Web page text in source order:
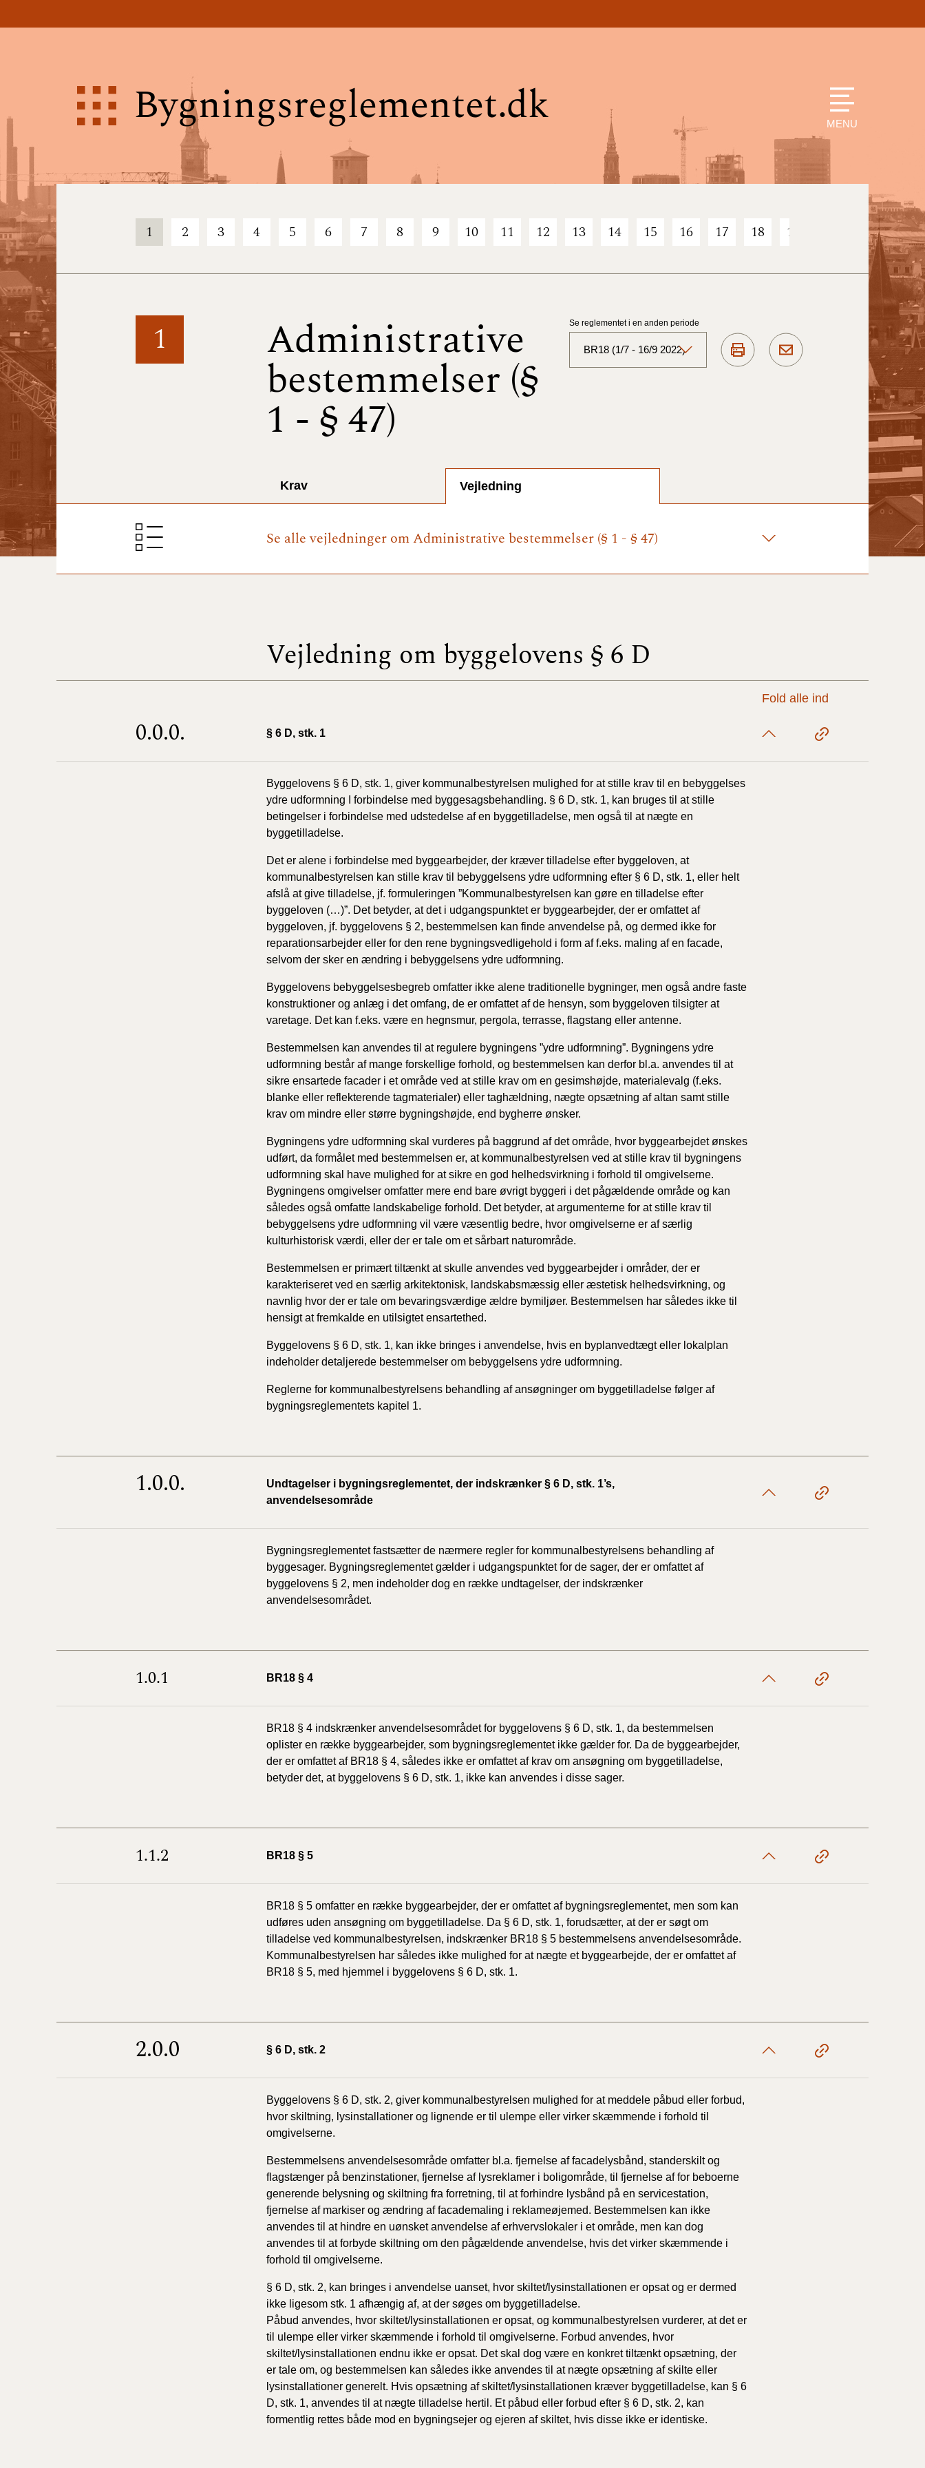
Bygningsreglementet.dk MENU
1 2 3 4 5 6 7 8 9 10 11 12 13 14 15 16 17 18 19 21 22
1 Administrative
bestemmelser (§
1 - § 47)
Se reglementet i en anden periode
BR18 (1/7 - 16/9 2022)
BR18 (1/1-30/6 2025)
BR18 (1/7- 31/12
BR18 (17/9 - 31/12
2022)
BR18 (29/6 - 31/12
2021)
BR18 (1/7-31/12
2020)
BR18 (10/3-30/6
2020)
BR18 (4/7-31/12
2019)
BR18 (1/1-4/7 2019)
BR18 (1/7-31/12
2018)
BR18 (1/1-30/6 2018)
BR15 (2015-2018)
Tidligere BR (1961-
2010)
Krav Vejledning
Se alle vejledninger om Administrative bestemmelser (§ 1 - § 47)
Vejledning om byggelovens § 6 D
Fold alle ind
0.0.0. § 6 D, stk. 1
Byggelovens § 6 D, stk. 1, giver kommunalbestyrelsen mulighed for at stille krav til en bebyggelses
ydre udformning I forbindelse med byggesagsbehandling. § 6 D, stk. 1, kan bruges til at stille
betingelser i forbindelse med udstedelse af en byggetilladelse, men også til at nægte en
byggetilladelse.
Det er alene i forbindelse med byggearbejder, der kræver tilladelse efter byggeloven, at
kommunalbestyrelsen kan stille krav til bebyggelsens ydre udformning efter § 6 D, stk. 1, eller helt
afslå at give tilladelse, jf. formuleringen ”Kommunalbestyrelsen kan gøre en tilladelse efter
byggeloven (…)”. Det betyder, at det i udgangspunktet er byggearbejder, der er omfattet af
byggeloven, jf. byggelovens § 2, bestemmelsen kan finde anvendelse på, og dermed ikke for
reparationsarbejder eller for den rene bygningsvedligehold i form af f.eks. maling af en facade,
selvom der sker en ændring i bebyggelsens ydre udformning.
Byggelovens bebyggelsesbegreb omfatter ikke alene traditionelle bygninger, men også andre faste
konstruktioner og anlæg i det omfang, de er omfattet af de hensyn, som byggeloven tilsigter at
varetage. Det kan f.eks. være en hegnsmur, pergola, terrasse, flagstang eller antenne.
Bestemmelsen kan anvendes til at regulere bygningens ”ydre udformning”. Bygningens ydre
udformning består af mange forskellige forhold, og bestemmelsen kan derfor bl.a. anvendes til at
sikre ensartede facader i et område ved at stille krav om en gesimshøjde, materialevalg (f.eks.
blanke eller reflekterende tagmaterialer) eller taghældning, nægte opsætning af altan samt stille
krav om mindre eller større bygningshøjde, end bygherre ønsker.
Bygningens ydre udformning skal vurderes på baggrund af det område, hvor byggearbejdet ønskes
udført, da formålet med bestemmelsen er, at kommunalbestyrelsen ved at stille krav til bygningens
udformning skal have mulighed for at sikre en god helhedsvirkning i forhold til omgivelserne.
Bygningens omgivelser omfatter mere end bare øvrigt byggeri i det pågældende område og kan
således også omfatte landskabelige forhold. Det betyder, at argumenterne for at stille krav til
bebyggelsens ydre udformning vil være væsentlig bedre, hvor omgivelserne er af særlig
kulturhistorisk værdi, eller der er tale om et sårbart naturområde.
Bestemmelsen er primært tiltænkt at skulle anvendes ved byggearbejder i områder, der er
karakteriseret ved en særlig arkitektonisk, landskabsmæssig eller æstetisk helhedsvirkning, og
navnlig hvor der er tale om bevaringsværdige ældre bymiljøer. Bestemmelsen har således ikke til
hensigt at fremkalde en utilsigtet ensartethed.
Byggelovens § 6 D, stk. 1, kan ikke bringes i anvendelse, hvis en byplanvedtægt eller lokalplan
indeholder detaljerede bestemmelser om bebyggelsens ydre udformning.
Reglerne for kommunalbestyrelsens behandling af ansøgninger om byggetilladelse følger af
bygningsreglementets kapitel 1.
1.0.0.
Undtagelser i bygningsreglementet, der indskrænker § 6 D, stk. 1’s,
anvendelsesområde
Bygningsreglementet fastsætter de nærmere regler for kommunalbestyrelsens behandling af
byggesager. Bygningsreglementet gælder i udgangspunktet for de sager, der er omfattet af
byggelovens § 2, men indeholder dog en række undtagelser, der indskrænker
anvendelsesområdet.
1.0.1 BR18 § 4
BR18 § 4 indskrænker anvendelsesområdet for byggelovens § 6 D, stk. 1, da bestemmelsen
oplister en række byggearbejder, som bygningsreglementet ikke gælder for. Da de byggearbejder,
der er omfattet af BR18 § 4, således ikke er omfattet af krav om ansøgning om byggetilladelse,
betyder det, at byggelovens § 6 D, stk. 1, ikke kan anvendes i disse sager.
1.1.2 BR18 § 5
BR18 § 5 omfatter en række byggearbejder, der er omfattet af bygningsreglementet, men som kan
udføres uden ansøgning om byggetilladelse. Da § 6 D, stk. 1, forudsætter, at der er søgt om
tilladelse ved kommunalbestyrelsen, indskrænker BR18 § 5 bestemmelsens anvendelsesområde.
Kommunalbestyrelsen har således ikke mulighed for at nægte et byggearbejde, der er omfattet af
BR18 § 5, med hjemmel i byggelovens § 6 D, stk. 1.
2.0.0 § 6 D, stk. 2
Byggelovens § 6 D, stk. 2, giver kommunalbestyrelsen mulighed for at meddele påbud eller forbud,
hvor skiltning, lysinstallationer og lignende er til ulempe eller virker skæmmende i forhold til
omgivelserne.
Bestemmelsens anvendelsesområde omfatter bl.a. fjernelse af facadelysbånd, standerskilt og
flagstænger på benzinstationer, fjernelse af lysreklamer i boligområde, til fjernelse af for beboerne
generende belysning og skiltning fra forretning, til at forhindre lysbånd på en servicestation,
fjernelse af markiser og ændring af facademaling i reklameøjemed. Bestemmelsen kan ikke
anvendes til at hindre en uønsket anvendelse af erhvervslokaler i et område, men kan dog
anvendes til at forbyde skiltning om den pågældende anvendelse, hvis det virker skæmmende i
forhold til omgivelserne.
§ 6 D, stk. 2, kan bringes i anvendelse uanset, hvor skiltet/lysinstallationen er opsat og er dermed
ikke ligesom stk. 1 afhængig af, at der søges om byggetilladelse.
Påbud anvendes, hvor skiltet/lysinstallationen er opsat, og kommunalbestyrelsen vurderer, at det er
til ulempe eller virker skæmmende i forhold til omgivelserne. Forbud anvendes, hvor
skiltet/lysinstallationen endnu ikke er opsat. Det skal dog være en konkret tiltænkt opsætning, der
er tale om, og bestemmelsen kan således ikke anvendes til at nægte opsætning af skilte eller
lysinstallationer generelt. Hvis opsætning af skiltet/lysinstallationen kræver byggetilladelse, kan § 6
D, stk. 1, anvendes til at nægte tilladelse hertil. Et påbud eller forbud efter § 6 D, stk. 2, kan
formentlig rettes både mod en bygningsejer og ejeren af skiltet, hvis disse ikke er identiske.